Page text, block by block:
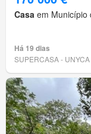
Casa em Município
Há 19 dias
SUPERCASA -